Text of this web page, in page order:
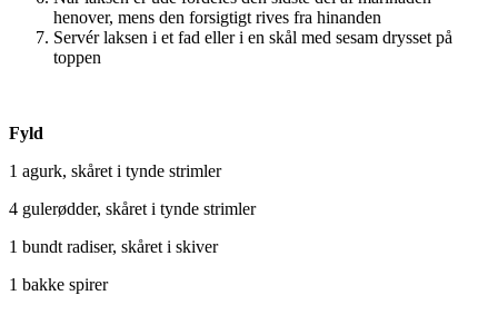
henover, mens den forsigtigt rives fra hinanden
Servér laksen i et fad eller i en skål med sesam drysset på
toppen
Fyld
1 agurk, skåret i tynde strimler
4 gulerødder, skåret i tynde strimler
1 bundt radiser, skåret i skiver
1 bakke spirer